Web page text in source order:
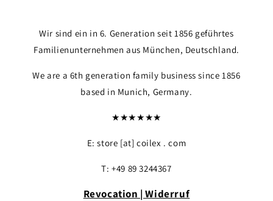
Wir sind ein in 6. Generation seit 1856 geführtes
Familienunternehmen aus München, Deutschland.
We are a 6th generation family business since 1856
based in Munich, Germany.
★★★★★★
E: store [at] coilex . com
T: +49 89 3244367
Revocation | Widerruf